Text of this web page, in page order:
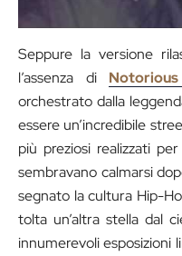
Seppure la versione
l’assenza di
orchestrato dalla
essere un’incredibile
più preziosi realizzati per
sembravano calmarsi
segnato la cultura Hip-
tolta un’altra stella dal
innumerevoli esposizioni